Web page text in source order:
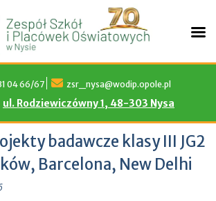
04 66/67 zsr_nysa@wodip.opole.pl
ul. Rodziewiczówny 1, 48-303 Nysa
badawcze klasy III JG2
Barcelona, New Delhi